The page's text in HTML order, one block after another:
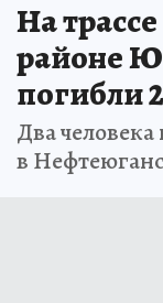
На
районе
погибли
Два человека
в